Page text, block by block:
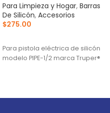
Para Limpieza y Hogar, Barras
De Silicón, Accesorios
$275.00
Para pistola eléctrica de silicón
modelo PIPE-1/2 marca Truper®